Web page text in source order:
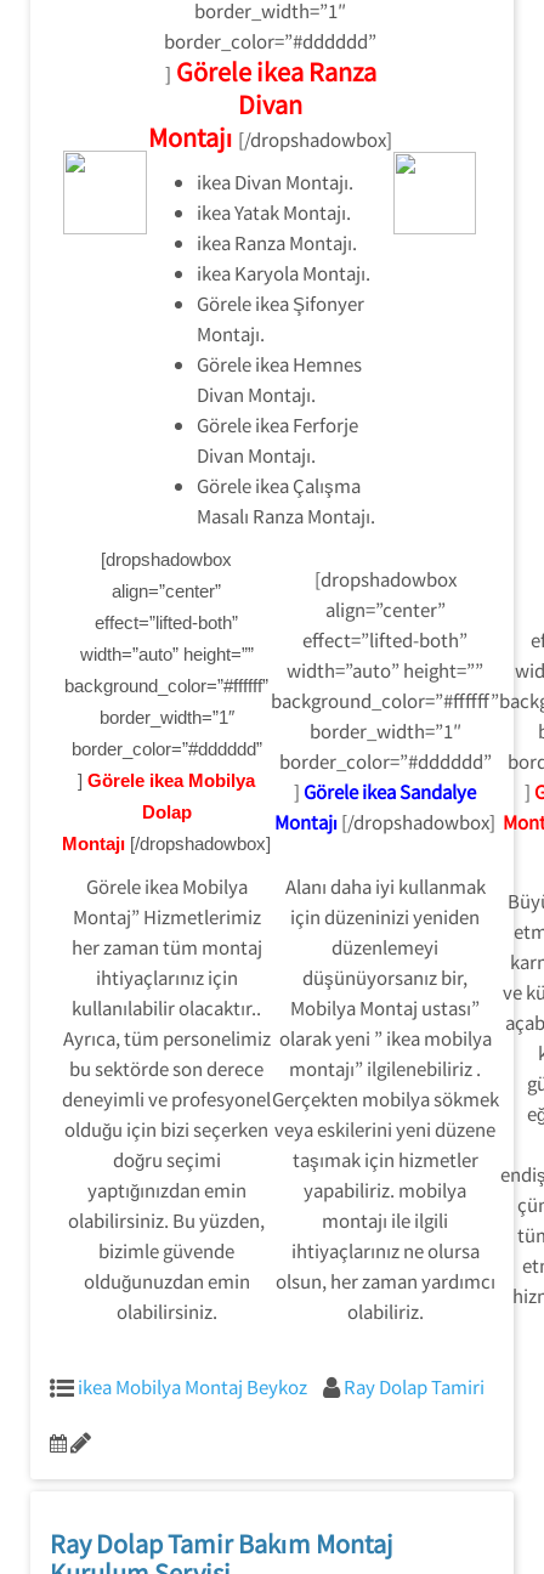
border_width=”1″
border_color=”#dddddd”
] Görele ikea Ranza
Divan
Montajı [/dropshadowbox]
ikea Divan Montajı.
ikea Yatak Montajı.
ikea Ranza Montajı.
ikea Karyola Montajı.
Görele ikea Şifonyer
Montajı.
Görele ikea Hemnes
Divan Montajı.
Görele ikea Ferforje
Divan Montajı.
Görele ikea Çalışma
Masalı Ranza Montajı.
[dropshadowbox
align=”center”
effect=”lifted-both”
width=”auto” height=””
background_color=”#ffffff”
border_width=”1″
border_color=”#dddddd”
] Görele ikea Mobilya
Dolap
Montajı [/dropshadowbox]
[dropshadowbox
align=”center”
effect=”lifted-both”
width=”auto” height=””
background_color=”#ffffff”
border_width=”1″
border_color=”#dddddd”
]Görele ikea Sandalye
Montajı[/dropshadowbox]
]
Görele ikea Mobilya
Montaj” Hizmetlerimiz
her zaman tüm montaj
ihtiyaçlarınız için
kullanılabilir olacaktır..
Ayrıca, tüm personelimiz
bu sektörde son derece
deneyimli ve profesyonel
olduğu için bizi seçerken
doğru seçimi
yaptığınızdan emin
olabilirsiniz. Bu yüzden,
bizimle güvende
olduğunuzdan emin
olabilirsiniz.
Alanı daha iyi kullanmak
için düzeninizi yeniden
düzenlemeyi
düşünüyorsanız bir,
Mobilya Montaj ustası”
olarak yeni ” ikea mobilya
montajı” ilgilenebiliriz .
Gerçekten mobilya sökmek
veya eskilerini yeni düzene
taşımak için hizmetler
yapabiliriz. mobilya
montajı ile ilgili
ihtiyaçlarınız ne olursa
olsun, her zaman yardımcı
olabiliriz.
ve
ikea Mobilya Montaj Beykoz Ray Dolap Tamiri
Ray Dolap Tamir Bakım Montaj